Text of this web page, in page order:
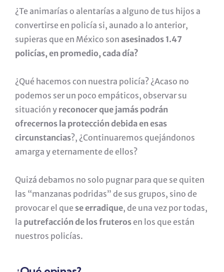
¿Te animarías o alentarías a alguno de tus hijos a
convertirse en policía si, aunado a lo anterior,
supieras que en México son asesinados 1.47
policías, en promedio, cada día?
¿Qué hacemos con nuestra policía? ¿Acaso no
podemos ser un poco empáticos, observar su
situación y reconocer que jamás podrán
ofrecernos la protección debida en esas
circunstancias?, ¿Continuaremos quejándonos
amarga y eternamente de ellos?
Quizá debamos no solo pugnar para que se quiten
las “manzanas podridas” de sus grupos, sino de
provocar el que se erradique, de una vez por todas,
la putrefacción de los fruterosen los que están
nuestros policías.